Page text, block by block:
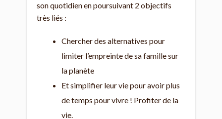
son quotidien en poursuivant 2 objectifs
très liés :
Chercher des alternatives pour
limiter l’empreinte de sa famille sur
la planète
Et simplifier leur vie pour avoir plus
de temps pour vivre ! Profiter de la
vie.